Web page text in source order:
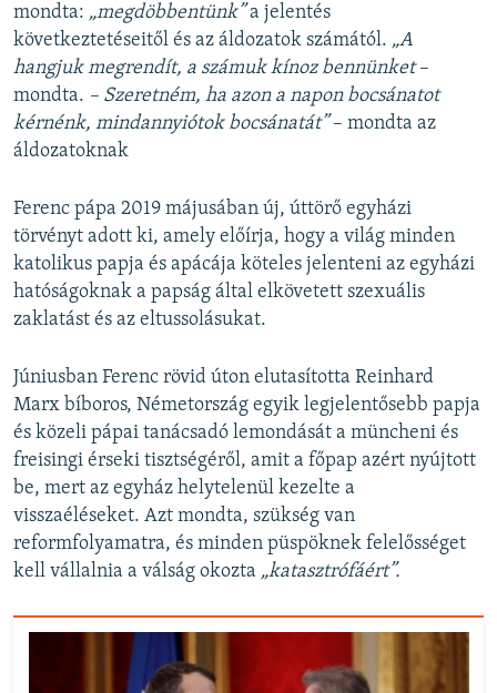
mondta: „megdöbbentünk”a jelentés
következtetéseitől és az áldozatok számától. „A
hangjuk megrendít, a számuk kínoz bennünket–
mondta. – Szeretném, ha azon a napon bocsánatot
kérnénk, mindannyiótok bocsánatát”– mondta az
áldozatoknak
Ferenc pápa 2019 májusában új, úttörő egyházi
törvényt adott ki, amely előírja, hogy a világ minden
katolikus papja és apácája köteles jelenteni az egyházi
hatóságoknak a papság által elkövetett szexuális
zaklatást és az eltussolásukat.
Júniusban Ferenc rövid úton elutasította Reinhard
Marx bíboros, Németország egyik legjelentősebb papja
és közeli pápai tanácsadó lemondását a müncheni és
freisingi érseki tisztségéről, amit a főpap azért nyújtott
be, mert az egyház helytelenül kezelte a
visszaéléseket. Azt mondta, szükség van
reformfolyamatra, és minden püspöknek felelősséget
kell vállalnia a válság okozta „katasztrófáért”.